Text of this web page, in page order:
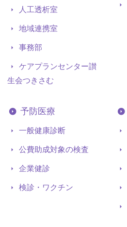
人工透析室
地域連携室
事務部
ケアプランセンター讃
生会つきさむ
予防医療
一般健康診断
公費助成対象の検査
企業健診
検診・ワクチン